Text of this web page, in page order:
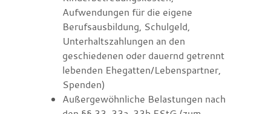
Aufwendungen für die eigene
Berufsausbildung, Schulgeld,
Unterhaltszahlungen an den
geschiedenen oder dauernd getrennt
lebenden Ehegatten/Lebenspartner,
Spenden)
Außergewöhnliche Belastungen nach